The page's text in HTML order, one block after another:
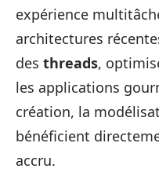
expérience
architectures
des threads,
les applications
création, la
bénéficient
accru.